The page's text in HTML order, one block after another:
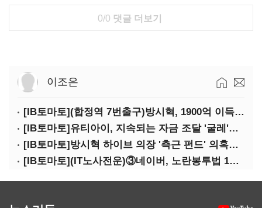
0/0 댓글 더보기
이조은
[IB토마토](합정역 7번출구)방시혁, 1900억 이득 논란…하이브 상장 진실은?
[IB토마토]유티아이, 지속되는 자금 조달 '굴레'…부채 리스크 고조
[IB토마토]방시혁 하이브 의장 '측근 펀드' 의혹…실상은 해외 투자 무산
[IB토마토](IT노사전운)③네이버, 노란봉투법 1호 되나…관건은 '진짜 주인'